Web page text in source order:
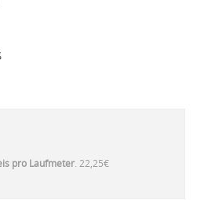
pro Laufmeter. 22,25€